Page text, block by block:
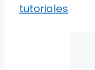
tutoriales